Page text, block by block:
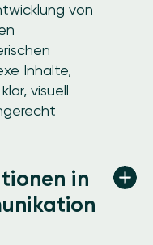
von
Inhalte,
visuell
in